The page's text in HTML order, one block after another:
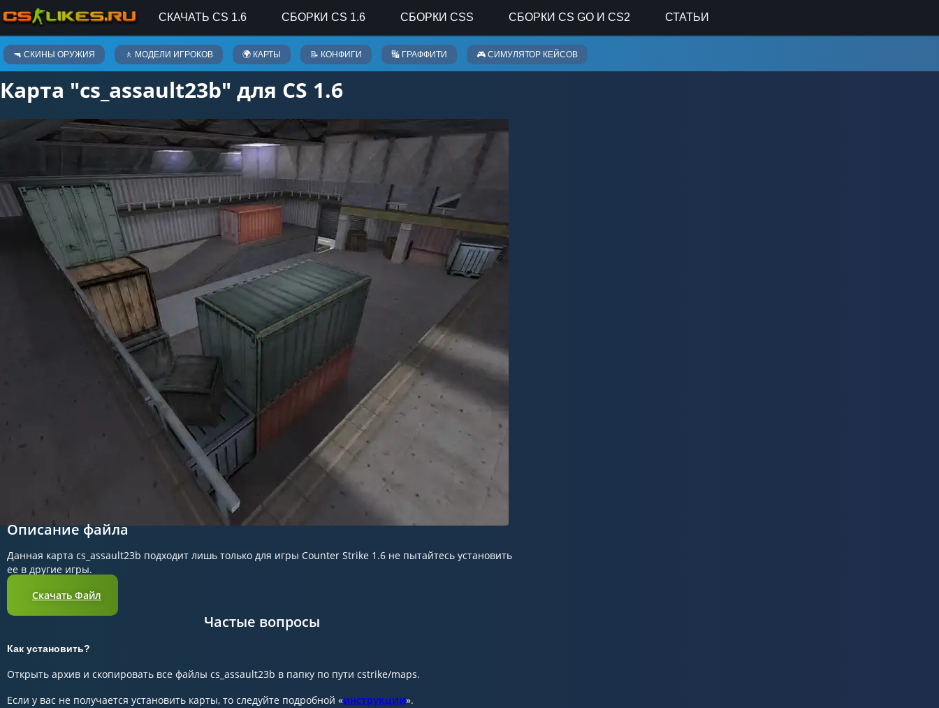
СКАЧАТЬ CS 1.6 СБОРКИ CS 1.6 СБОРКИ CSS СБОРКИ CS GO И CS2 СТАТЬИ
🔫 СКИНЫ ОРУЖИЯ 🚶 МОДЕЛИ ИГРОКОВ 🌍 КАРТЫ 📝 КОНФИГИ 🔣 ГРАФФИТИ 🎮 СИМУЛЯТОР КЕЙСОВ
Карты
Карта "cs_assault23b" для CS 1.6
Описание файла
Данная карта cs_assault23b подходит лишь только для игры Counter Strike 1.6 не пытайтесь установить
ее в другие игры.
Скачать Файл
Частые вопросы
Как установить?
Открыть архив и скопировать все файлы cs_assault23b в папку по пути cstrike/maps.
Если у вас не получается установить карты, то следуйте подробной «инструкции».